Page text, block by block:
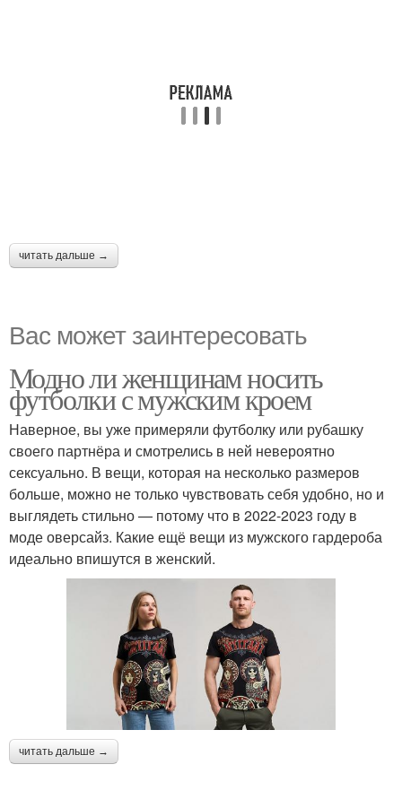
читать дальше →
Вас может заинтересовать
Модно ли женщинам носить
футболки с мужским кроем
Наверное, вы уже примеряли футболку или рубашку
своего партнёра и смотрелись в ней невероятно
сексуально. В вещи, которая на несколько размеров
больше, можно не только чувствовать себя удобно, но и
выглядеть стильно — потому что в 2022-2023 году в
моде оверсайз. Какие ещё вещи из мужского гардероба
идеально впишутся в женский.
читать дальше →